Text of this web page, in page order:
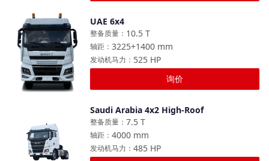
对比
UAE 6x4
10.5 T
整备质量 ：
3225+1400 mm
轴距 ：
525 HP
发动机马力 ：
询价
Saudi Arabia 4x2 High-Roof
7.5 T
整备质量 ：
4000 mm
轴距 ：
485 HP
发动机马力 ：